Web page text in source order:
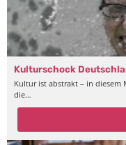
Kulturschock
Kultur ist abstrakt – in diesem
die…